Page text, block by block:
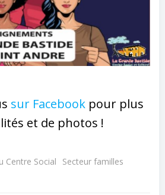
sur Facebookpour plus
et de photos !
Centre Social
Secteur familles